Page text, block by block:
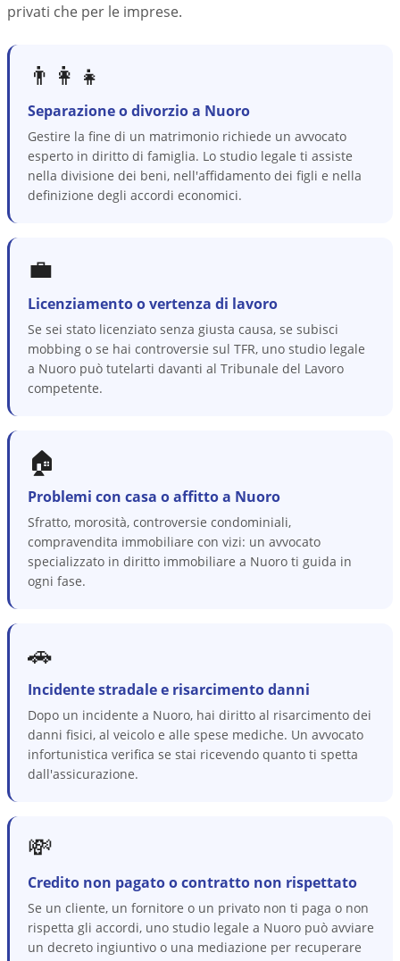
privati che per le imprese.
👨‍👩‍👧
Separazione o divorzio a Nuoro
Gestire la fine di un matrimonio richiede un avvocato
esperto in diritto di famiglia. Lo studio legale ti assiste
nella divisione dei beni, nell'affidamento dei figli e nella
definizione degli accordi economici.
💼
Licenziamento o vertenza di lavoro
Se sei stato licenziato senza giusta causa, se subisci
mobbing o se hai controversie sul TFR, uno studio legale
a Nuoro può tutelarti davanti al Tribunale del Lavoro
competente.
🏠
Problemi con casa o affitto a Nuoro
Sfratto, morosità, controversie condominiali,
compravendita immobiliare con vizi: un avvocato
specializzato in diritto immobiliare a Nuoro ti guida in
ogni fase.
🚗
Incidente stradale e risarcimento danni
Dopo un incidente a Nuoro, hai diritto al risarcimento dei
danni fisici, al veicolo e alle spese mediche. Un avvocato
infortunistica verifica se stai ricevendo quanto ti spetta
dall'assicurazione.
💸
Credito non pagato o contratto non rispettato
Se un cliente, un fornitore o un privato non ti paga o non
rispetta gli accordi, uno studio legale a Nuoro può avviare
un decreto ingiuntivo o una mediazione per recuperare